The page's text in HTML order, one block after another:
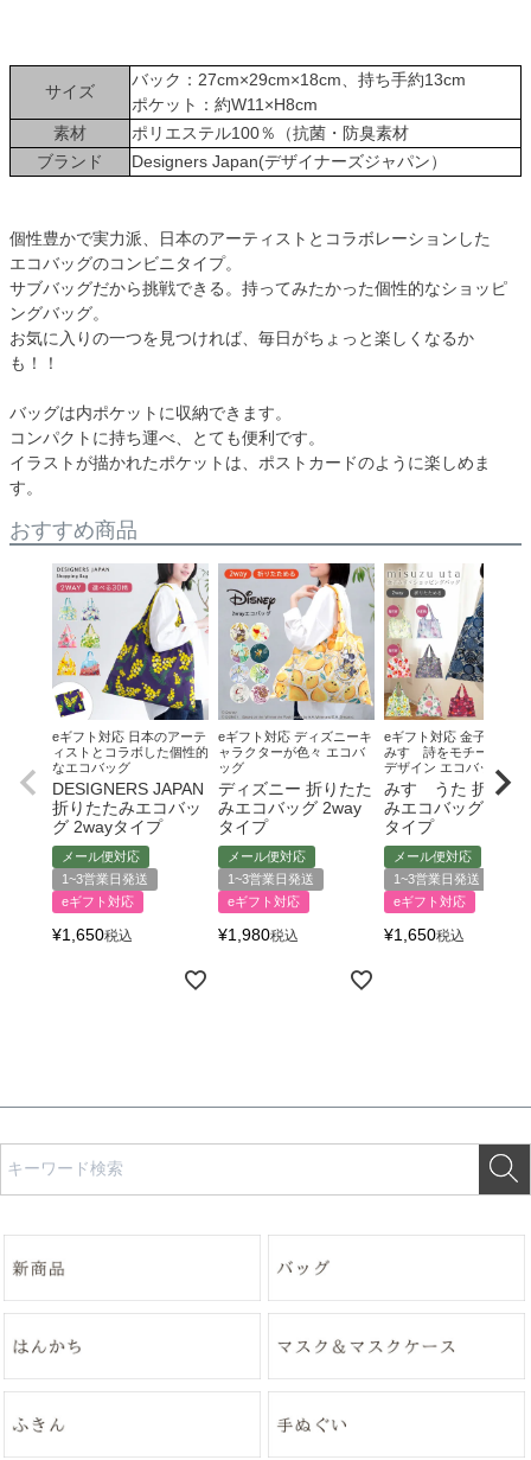
サイズ
バック：27cm×29cm×18cm、持ち手約13cm
ポケット：約W11×H8cm
素材
ポリエステル100％（抗菌・防臭素材
ブランド
Designers Japan(デザイナーズジャパン）
個性豊かで実力派、日本のアーティストとコラボレーションした
エコバッグのコンビニタイプ。
サブバッグだから挑戦できる。持ってみたかった個性的なショッピ
ングバッグ。
お気に入りの一つを見つければ、毎日がちょっと楽しくなるか
も！！
バッグは内ポケットに収納できます。
コンパクトに持ち運べ、とても便利です。
イラストが描かれたポケットは、ポストカードのように楽しめま
す。
おすすめ商品
eギフト対応 日本のアーテ
ィストとコラボした個性的
なエコバッグ
DESIGNERS JAPAN
折りたたみエコバッ
グ 2wayタイプ
メール便対応
1~3営業日発送
eギフト対応
¥1,650税込
eギフト対応 ディズニーキ
ャラクターが色々 エコバ
ッグ
ディズニー 折りたた
みエコバッグ 2way
タイプ
メール便対応
1~3営業日発送
eギフト対応
¥1,980税込
eギフト対応 金子みすゞ
みすゞ詩をモチーフにし
デザイン エコバッグ
みすゞうた 折りた
みエコバッグ 2way
タイプ
メール便対応
1~3営業日発送
eギフト対応
¥1,650税込